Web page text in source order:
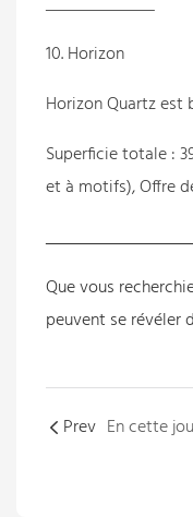
10. Horizon
Horizon Quartz est
Superficie totale :
et à motifs), Offre
Que vous
peuvent se révéler
Prev